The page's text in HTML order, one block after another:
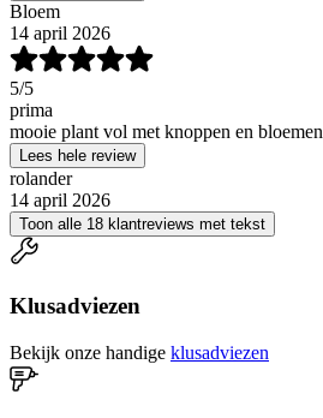
Bloem
14 april 2026
5/5
prima
mooie plant vol met knoppen en bloemen
Lees hele review
rolander
14 april 2026
Toon alle 18 klantreviews met tekst
Klusadviezen
Bekijk onze handige klusadviezen